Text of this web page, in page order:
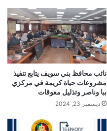
نائب محافظ بني سويف يتابع تنفيذ
مشروعات حياة كريمة في مركزي
ببا وناصر وتذليل معوقات
ديسمبر 23, 2024